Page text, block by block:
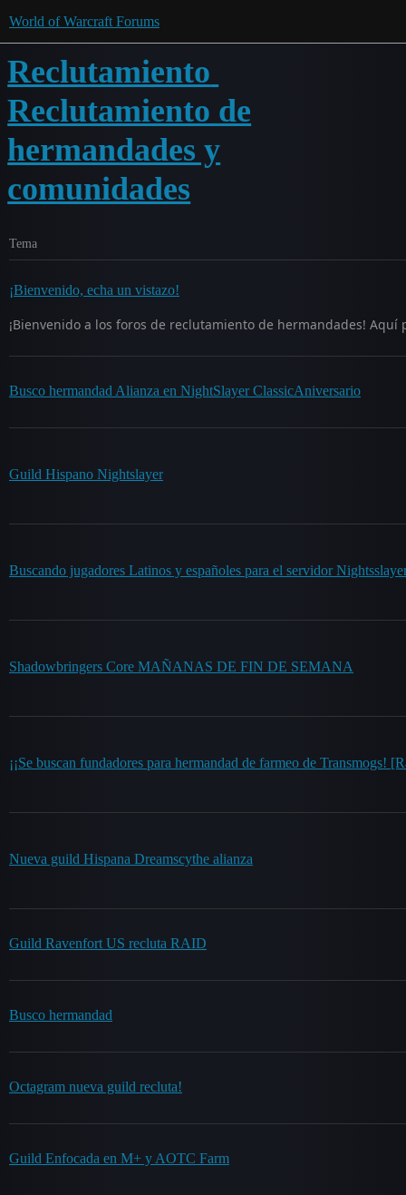
World of Warcraft Forums
Reclutamiento
Reclutamiento de
hermandades y
comunidades
Tema
¡Bienvenido, echa un vistazo!
¡Bienvenido a los foros de reclutamiento de hermandades!
Busco hermandad Alianza en NightSlayer ClassicAniversario
Guild Hispano Nightslayer
Buscando jugadores Latinos y españoles para el servidor
Shadowbringers Core MAÑANAS DE FIN DE SEMANA
¡¡Se buscan fundadores para hermandad de farmeo de Transmogs!
Nueva guild Hispana Dreamscythe alianza
Guild Ravenfort US recluta RAID
Busco hermandad
Octagram nueva guild recluta!
Guild Enfocada en M+ y AOTC Farm